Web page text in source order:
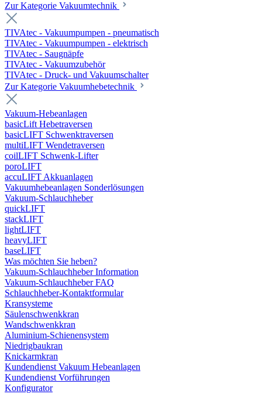
Zur Kategorie Vakuumtechnik
TIVAtec - Vakuumpumpen - pneumatisch
TIVAtec - Vakuumpumpen - elektrisch
TIVAtec - Saugnäpfe
TIVAtec - Vakuumzubehör
TIVAtec - Druck- und Vakuumschalter
Zur Kategorie Vakuumhebetechnik
Vakuum-Hebeanlagen
basicLift Hebetraversen
basicLIFT Schwenktraversen
multiLIFT Wendetraversen
coilLIFT Schwenk-Lifter
poroLIFT
accuLIFT Akkuanlagen
Vakuumhebeanlagen Sonderlösungen
Vakuum-Schlauchheber
quickLIFT
stackLIFT
lightLIFT
heavyLIFT
baseLIFT
Was möchten Sie heben?
Vakuum-Schlauchheber Information
Vakuum-Schlauchheber FAQ
Schlauchheber-Kontaktformular
Kransysteme
Säulenschwenkkran
Wandschwenkkran
Aluminium-Schienensystem
Niedrigbaukran
Knickarmkran
Kundendienst Vakuum Hebeanlagen
Kundendienst Vorführungen
Konfigurator